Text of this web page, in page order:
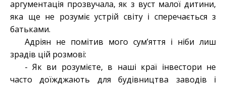
аргументація прозвучала, як з вуст малої дитини,
яка ще не розуміє устрій світу і сперечається з
батьками.
Адріян не помітив мого сум’яття і ніби лиш
зрадів цій розмові:
- Як ви розумієте, в наші краї інвестори не
часто доїжджають для будівництва заводів і